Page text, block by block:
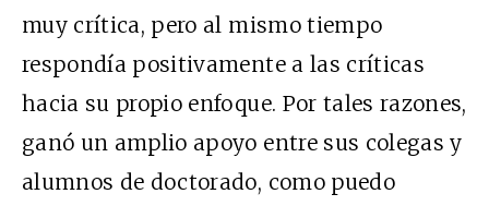
muy crítica, pero al mismo tiempo
respondía positivamente a las críticas
hacia su propio enfoque. Por tales razones,
ganó un amplio apoyo entre sus colegas y
alumnos de doctorado, como puedo